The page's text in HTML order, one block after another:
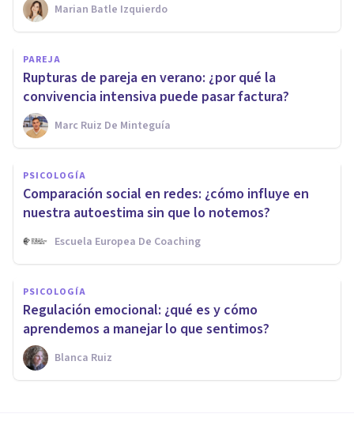
Marian Batle Izquierdo
PAREJA
Rupturas de pareja en verano: ¿por qué la
convivencia intensiva puede pasar factura?
Marc Ruiz De Minteguía
PSICOLOGÍA
Comparación social en redes: ¿cómo influye en
nuestra autoestima sin que lo notemos?
Escuela Europea De Coaching
PSICOLOGÍA
Regulación emocional: ¿qué es y cómo
aprendemos a manejar lo que sentimos?
Blanca Ruiz